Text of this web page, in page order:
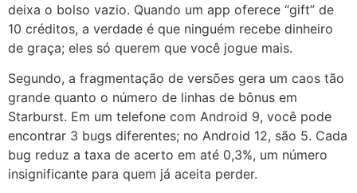
deixa o bolso vazio. Quando um app oferece “gift” de
10 créditos, a verdade é que ninguém recebe dinheiro
de graça; eles só querem que você jogue mais.
Segundo, a fragmentação de versões gera um caos tão
grande quanto o número de linhas de bônus em
Starburst. Em um telefone com Android 9, você pode
encontrar 3 bugs diferentes; no Android 12, são 5. Cada
bug reduz a taxa de acerto em até 0,3%, um número
insignificante para quem já aceita perder.